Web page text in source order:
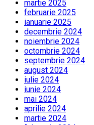
martie 2025
februarie 2025
ianuarie 2025
decembrie 2024
noiembrie 2024
octombrie 2024
septembrie 2024
august 2024
iulie 2024
iunie 2024
mai 2024
aprilie 2024
martie 2024